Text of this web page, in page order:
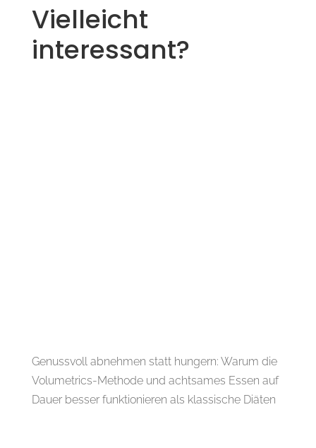
Vielleicht
interessant?
Genussvoll abnehmen statt hungern: Warum die
Volumetrics-Methode und achtsames Essen auf
Dauer besser funktionieren als klassische Diäten